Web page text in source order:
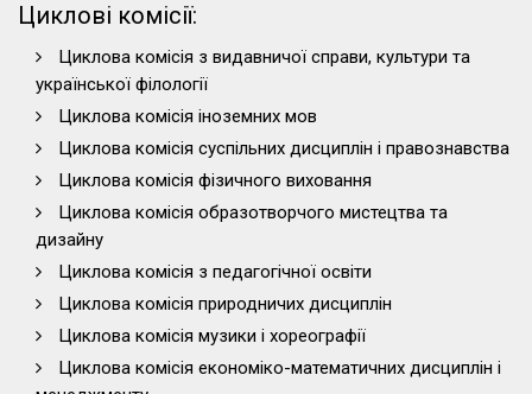
Циклові комісії:
Циклова комісія з видавничої справи, культури та
української філології
Циклова комісія іноземних мов
Циклова комісія суспільних дисциплін і правознавства
Циклова комісія фізичного виховання
Циклова комісія образотворчого мистецтва та
дизайну
Циклова комісія з педагогічної освіти
Циклова комісія природничих дисциплін
Циклова комісія музики і хореографії
Циклова комісія економіко-математичних дисциплін і